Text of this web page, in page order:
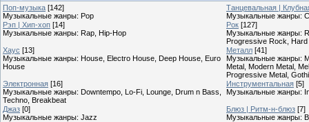
Поп-музыка [142]
Музыкальные жанры: Pop
Танцевальная |
Музыкальные жанры:
Рэп | Хип-хоп [14]
Музыкальные жанры: Rap, Hip-Hop
Рок [127]
Музыкальные жанры:
Progressive Rock,
Хаус [13]
Музыкальные жанры: House, Electro House, Deep House, Euro
House
Металл [41]
Музыкальные жанры:
Metal, Modern Metal,
Progressive Metal,
Электронная [16]
Музыкальные жанры: Downtempo, Lo-Fi, Lounge, Drum n Bass,
Techno, Breakbeat
Инструментальная [5]
Музыкальные жанры:
Джаз [0]
Музыкальные жанры: Jazz
Блюз | Ритм-н-блюз [7]
Музыкальные жанры: